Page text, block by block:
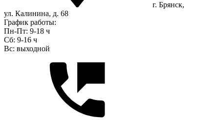
г. Брянск,
ул. Калинина, д. 68
График работы:
Пн-Пт: 9-18 ч
Сб: 9-16 ч
Вс: выходной